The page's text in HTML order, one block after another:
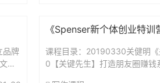
品牌
案
《Spenser新个体创业特训
课程目录：20190330关健明
0【关键先生】打造朋友圈赚